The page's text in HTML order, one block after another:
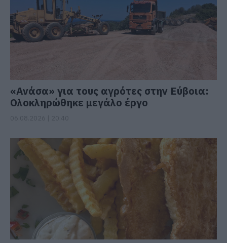
«Ανάσα» για τους αγρότες στην Εύβοια:
Ολοκληρώθηκε μεγάλο έργο